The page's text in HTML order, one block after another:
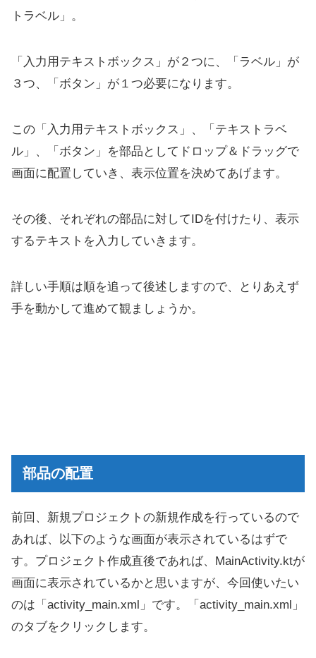
トラベル」。
「入力用テキストボックス」が２つに、「ラベル」が
３つ、「ボタン」が１つ必要になります。
この「入力用テキストボックス」、「テキストラベ
ル」、「ボタン」を部品としてドロップ＆ドラッグで
画面に配置していき、表示位置を決めてあげます。
その後、それぞれの部品に対してIDを付けたり、表示
するテキストを入力していきます。
詳しい手順は順を追って後述しますので、とりあえず
手を動かして進めて観ましょうか。
部品の配置
前回、新規プロジェクトの新規作成を行っているので
あれば、以下のような画面が表示されているはずで
す。プロジェクト作成直後であれば、MainActivity.ktが
画面に表示されているかと思いますが、今回使いたい
のは「activity_main.xml」です。「activity_main.xml」
のタブをクリックします。